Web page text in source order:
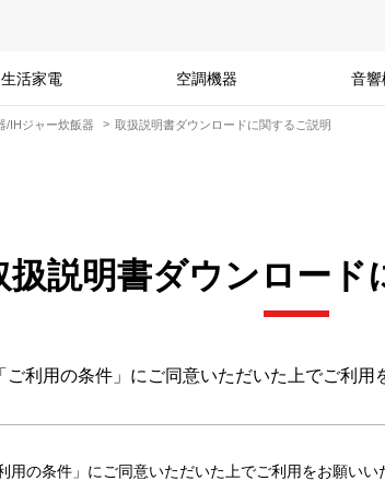
生活家電 空調機器 音響
/IHジャー炊飯器 取扱説明書ダウンロードに関するご説明
扱説明書ダウンロード
利用の条件」にご同意いただいた上でご利用
の条件」にご同意いただいた上でご利用をお願いい